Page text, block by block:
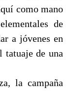
como mano
de
a jóvenes en
tatuaje de una
la campaña